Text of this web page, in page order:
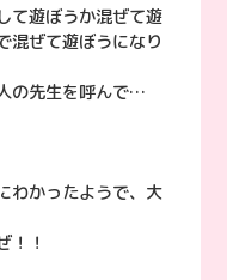
て遊ぼうか混ぜて遊
混ぜて遊ぼうになり
の先生を呼んで…
わかったようで、大
！！